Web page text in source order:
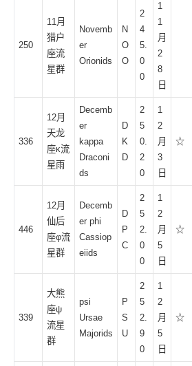
250
11月
猎户
座流
星群
Novemb
er
Orionids
N
O
O
2
4
5.
0
0
1
1
月
2
8
日
336
12月
天龙
座κ流
星雨
Decemb
er
kappa
Draconi
ds
D
K
D
2
5
0.
2
0
1
2
月
3
日
☆
446
12月
仙后
座φ流
星群
Decemb
er phi
Cassiop
eiids
D
P
C
2
5
2.
0
0
1
2
月
5
日
☆
339
大熊
座ψ
流星
群
psi
Ursae
Majorids
P
S
U
2
5
2.
9
0
1
2
月
5
日
☆